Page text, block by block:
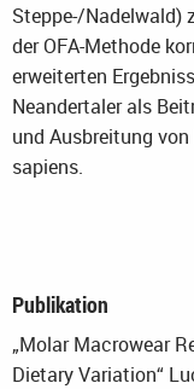
Steppe-/Nadelwald)
der OFA-Methode
erweiterten
Neandertaler als
und Ausbreitung
sapiens.
Publikation
„Molar Macrowear
Dietary Variation“